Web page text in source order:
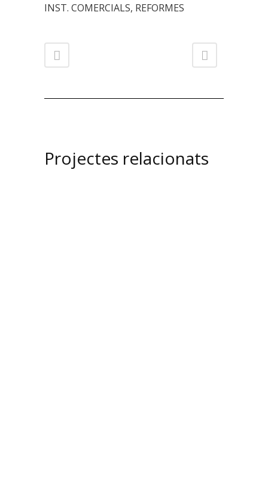
INST. COMERCIALS, REFORMES
Projectes relacionats